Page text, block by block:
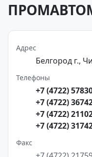
Адрес
Белгород г.,
Телефоны
+7 (4722)
+7 (4722)
+7 (4722)
+7 (4722)
Факс